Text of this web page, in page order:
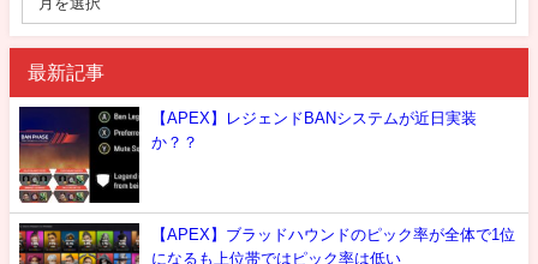
最新記事
【APEX】レジェンドBANシステムが近日実装
か？？
【APEX】ブラッドハウンドのピック率が全体で1位
になるも上位帯ではピック率は低い